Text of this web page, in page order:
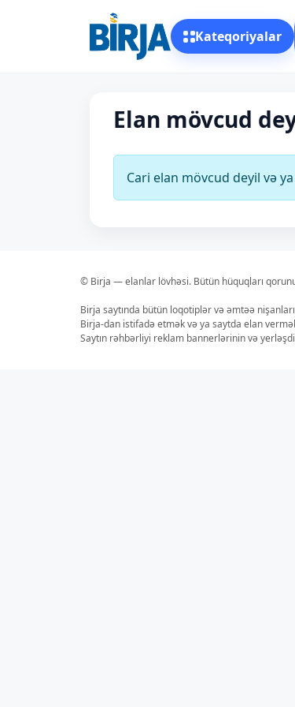
Kateqoriyalar
Elan mövcud
Cari elan mövcud deyil və
© Birja — elanlar lövhəsi. Bütün hüquqları
Birja saytında bütün loqotiplər və əmtəə
Birja-dan istifadə etmək və ya saytda elan
Saytın rəhbərliyi reklam bannerlərinin və